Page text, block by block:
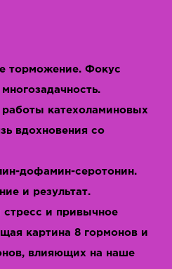
торможение. Фокус
катехоламиновых
вдохновения со
дофамин-серотонин.
и результат.
стресс и привычное
картина 8 гормонов и
влияющих на наше